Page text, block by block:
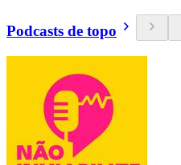
Podcasts de topo